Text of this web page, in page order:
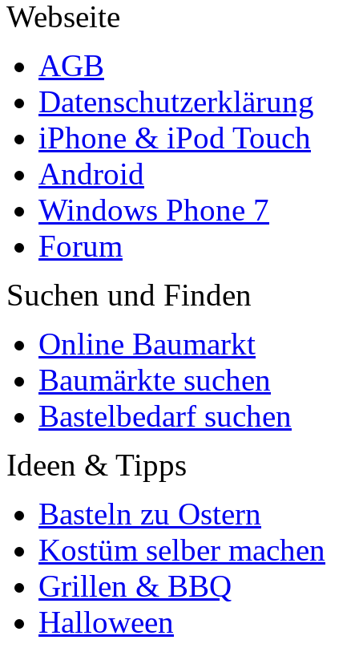
Webseite
AGB
Datenschutzerklärung
iPhone & iPod Touch
Android
Windows Phone 7
Forum
Suchen und Finden
Online Baumarkt
Baumärkte suchen
Bastelbedarf suchen
Ideen & Tipps
Basteln zu Ostern
Kostüm selber machen
Grillen & BBQ
Halloween